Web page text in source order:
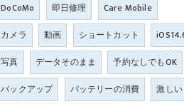
DoCoMo
即日修理
Care Mobile
カメラ
動画 ショートカット
写真
データそのまま
予約なしでもOK
バックアップ
バッテリーの消費
激しい